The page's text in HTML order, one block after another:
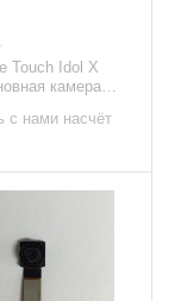
Touch Idol X
камера
с нами насчёт